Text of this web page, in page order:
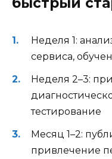
Неделя 1:
сервиса,
Неделя 2–3:
тестирование
Месяц 1–2:
привлечение